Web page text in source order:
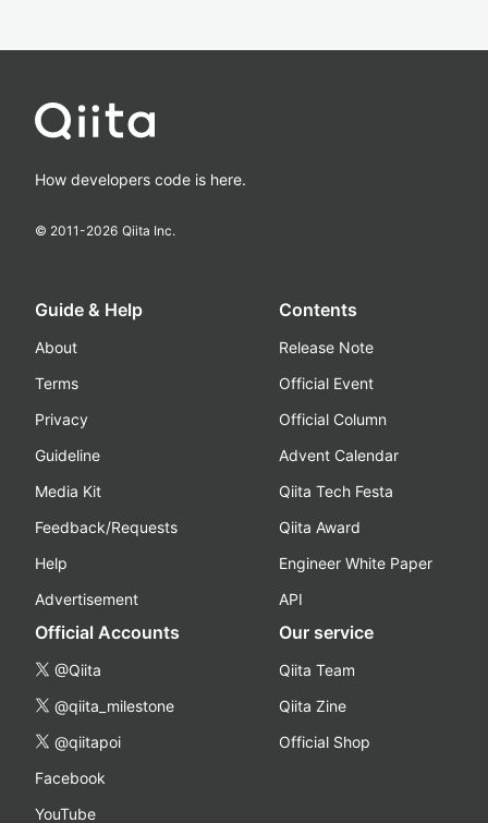
How developers code is here.
© 2011-2026 Qiita Inc.
Guide & Help
About
Terms
Privacy
Guideline
Media Kit
Feedback/Requests
Help
Advertisement
Contents
Release Note
Official Event
Official Column
Advent Calendar
Qiita Tech Festa
Qiita Award
Engineer White Paper
API
Official Accounts
@Qiita
@qiita_milestone
@qiitapoi
Facebook
YouTube
Our service
Qiita Team
Qiita Zine
Official Shop